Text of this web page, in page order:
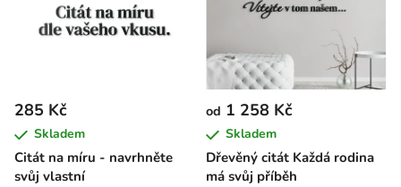
r
o
d
u
Citát na míru - navrhněte
svůj vlastní
285 Kč
Skladem
Dřevěný citát Každá rodina
má svůj příběh
od 1 258 Kč
Skladem